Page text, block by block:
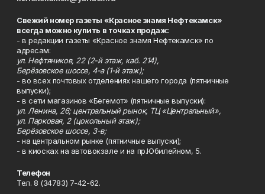
Свежий номер газеты «Красное знамя Нефтекамск»
всегда можно купить в точках продаж:
- в редакции газеты «Красное знамя Нефтекамск» по
адресам:
ул. Нефтяников, 22 (2-й этаж, каб. 214),
Берёзовское шоссе, 4-а (1-й этаж);
- во всех почтовых отделениях нашего города (пятничные
выпуски);
- в сети магазинов «Бегемот» (пятничные выпуски):
ул. Ленина, 26; центральный рынок, ТЦ «Центральный»,
ул. Парковая, 2 (цокольный этаж);
Берёзовское шоссе, 3-в;
- на центральном рынке (пятничные выпуски);
- в киосках на автовокзале и на пр.Юбилейном, 5.
Телефон
Тел. 8 (34783) 7-42-62.